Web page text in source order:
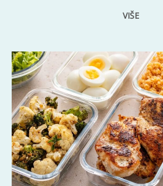
VIŠE